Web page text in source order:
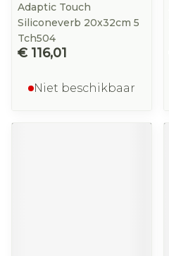
Adaptic Touch
Siliconeverb 20x32cm 5
Tch504
€ 116,01
Niet beschikbaar